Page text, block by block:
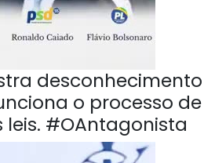
desconhecimento
o processo de
#OAntagonista